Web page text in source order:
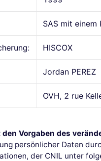
SAS mit
HISCOX
Jordan PEREZ
OVH, 2 rue
Vorgaben des
persönlicher Daten
der CNIL unter